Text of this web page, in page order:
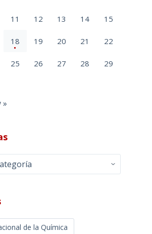
11 12 13 14 15
18 19 20 21 22
25 26 27 28 29
»
de la Química